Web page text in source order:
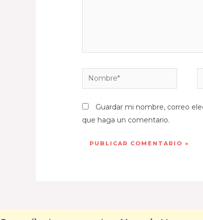
Guardar mi nombre, correo
que haga un comentario.